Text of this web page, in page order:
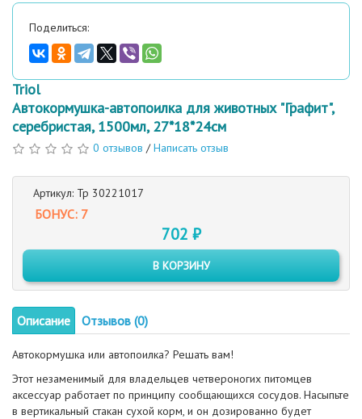
Поделиться:
Triol
Автокормушка-автопоилка для животных "Графит",
серебристая, 1500мл, 27*18*24см
0 отзывов /Написать отзыв
Артикул: Тр 30221017
БОНУС: 7
702 ₽
В КОРЗИНУ
Описание Отзывов (0)
Автокормушка или автопоилка? Решать вам!
Этот незаменимый для владельцев четвероногих питомцев
аксессуар работает по принципу сообщающихся сосудов. Насыпьте
в вертикальный стакан сухой корм, и он дозированно будет